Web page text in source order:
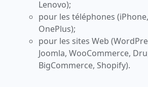
Lenovo);
pour les téléphones
OnePlus);
pour les sites Web
Joomla, WooCommerce,
BigCommerce, Shopify).